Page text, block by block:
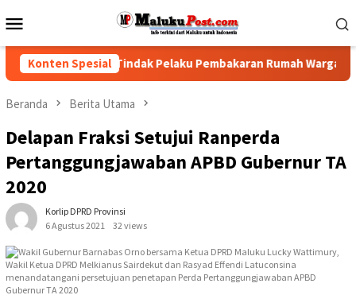
ke
Mobile
Konten Spesial
Desak Polisi Tindak Pelaku Pembakaran Rumah Warga
Beranda Berita Utama
Delapan Fraksi Setujui Ranperda
Pertanggungjawaban APBD Gubernur TA
2020
Korlip DPRD Provinsi
6 Agustus 2021
32 views